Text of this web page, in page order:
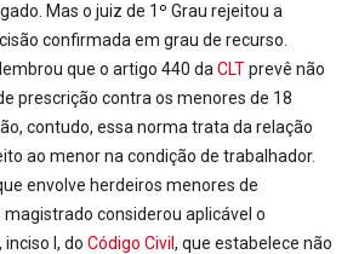
Mas o juiz de 1º Grau rejeitou a
confirmada em grau de recurso.
que o artigo 440 da CLTprevê não
prescrição contra os menores de 18
contudo, essa norma trata da relação
ao menor na condição de trabalhador.
envolve herdeiros menores de
considerou aplicável o
I, do Código Civil , que estabelece não